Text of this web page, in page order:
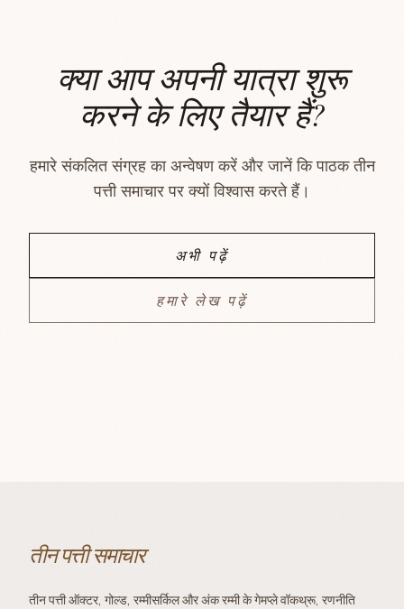
क्या आप अपनी यात्रा शुरू
करने के लिए तैयार हैं?
हमारे संकलित संग्रह का अन्वेषण करें और जानें कि पाठक तीन
पत्ती समाचार पर क्यों विश्वास करते हैं।
अभी पढ़ें
हमारे लेख पढ़ें
तीन पत्ती समाचार
तीन पत्ती ऑक्टर, गोल्ड, रम्मीसर्किल और अंक रम्मी के गेमप्ले वॉकथ्रू, रणनीति